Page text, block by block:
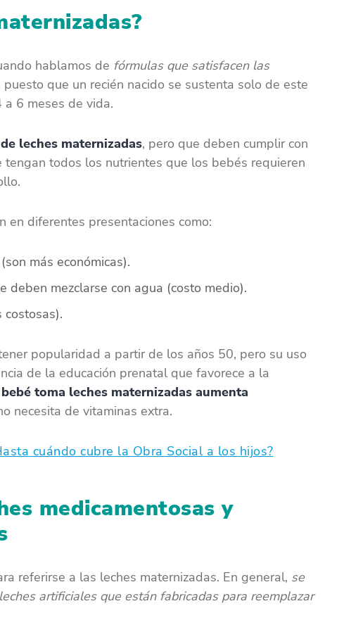
hablamos de fórmulas que satisfacen las
puesto que un recién nacido se sustenta solo de este
6 meses de vida.
leches maternizadas, pero que deben cumplir con
todos los nutrientes que los bebés requieren
en diferentes presentaciones como:
más económicas).
deben mezclarse con agua (costo medio).
popularidad a partir de los años 50, pero su uso
de la educación prenatal que favorece a la
toma leches maternizadas aumenta
necesita de vitaminas extra.
cuándo cubre la Obra Social a los hijos?
medicamentosas y
referirse a las leches maternizadas. En general, se
artificiales que están fabricadas para reemplazar